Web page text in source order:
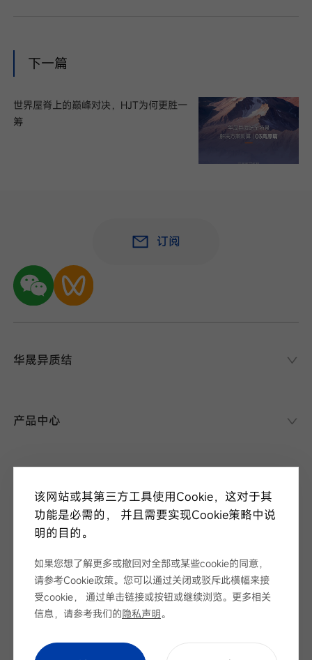
下一篇
世界屋脊上的巅峰对决，HJT为何更胜一
筹
订阅
华晟异质结
产品中心
异质结组件
项目案例
走进华晟
研发实力
华晟荣誉
视频
新闻中心
新闻资讯
展会论坛
招标公告
服务支持
序列号查询
该网站或其第三方工具使用Cookie，这对于其
功能是必需的， 并且需要实现Cookie策略中说
明的目的。
如果您想了解更多或撤回对全部或某些cookie的同意，
请参考Cookie政策。您可以通过关闭或驳斥此横幅来接
受cookie， 通过单击链接或按钮或继续浏览。更多相关
信息，请参考我们的隐私声明。